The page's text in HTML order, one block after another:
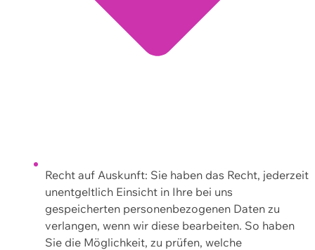
Recht auf Auskunft: Sie haben das Recht, jederzeit
unentgeltlich Einsicht in Ihre bei uns
gespeicherten personenbezogenen Daten zu
verlangen, wenn wir diese bearbeiten. So haben
Sie die Möglichkeit, zu prüfen, welche